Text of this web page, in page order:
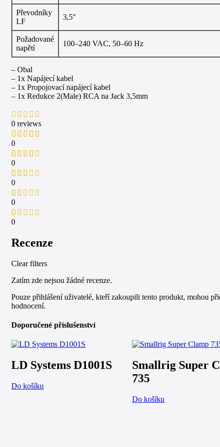
Převodníky
LF
3,5″
Požadované
napětí
100–240 VAC, 50–60 Hz
– Obal
– 1x Napájecí kabel
– 1x Propojovací napájecí kabel
– 1x Redukce 2(Male) RCA na Jack 3,5mm
0 reviews
0
0
0
0
0
Recenze
Clear filters
Zatím zde nejsou žádné recenze.
Pouze přihlášení uživatelé, kteří zakoupili tento produkt, mohou
hodnocení.
Doporučené příslušenství
LD Systems D1001S
Do košíku
Smallrig Super
735
Do košíku